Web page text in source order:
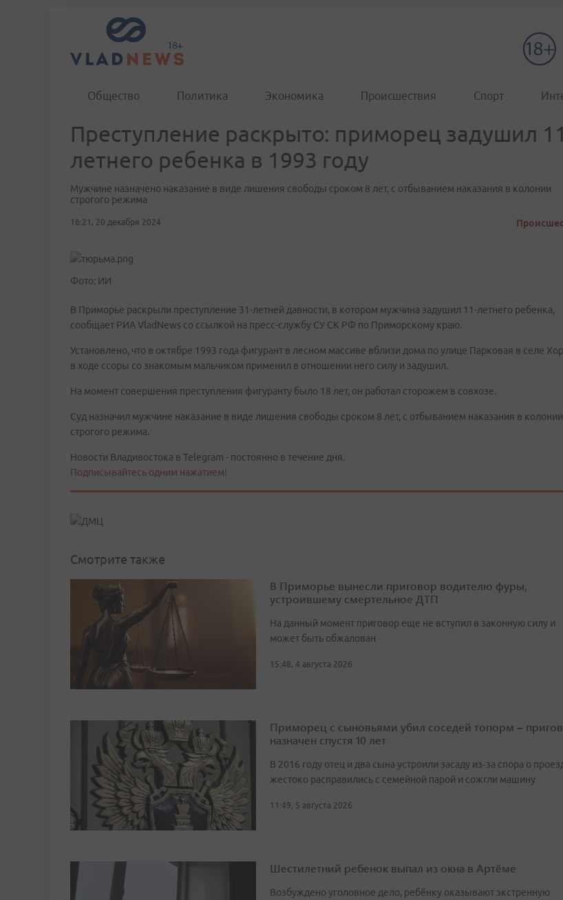
Общество Политика Экономика Происшествия Спорт
Преступление раскрыто: приморец задушил
летнего ребенка в 1993 году
Мужчине назначено наказание в виде лишения свободы сроком 8 лет, с отбыванием наказания в колонии
строгого режима
16:21, 20 декабря 2024
Фото: ИИ
В Приморье раскрыли преступление 31-летней давности, в котором мужчина задушил 11-летнего ребенка,
сообщает РИА VladNews со ссылкой на пресс-службу СУ СК РФ по Приморскому краю.
Установлено, что в октябре 1993 года фигурант в лесном массиве вблизи дома по улице Парковая в селе
в ходе ссоры со знакомым мальчиком применил в отношении него силу и задушил.
На момент совершения преступления фигуранту было 18 лет, он работал сторожем в совхозе.
Суд назначил мужчине наказание в виде лишения свободы сроком 8 лет, с отбыванием наказания в колонии
строгого режима.
Новости Владивостока в Telegram - постоянно в течение дня.
Подписывайтесь одним нажатием!
Смотрите также
В Приморье вынесли приговор водителю фуры,
устроившему смертельное ДТП
На данный момент приговор еще не вступил в законную силу и
может быть обжалован
15:48, 4 августа 2026
Приморец с сыновьями убил соседей топорм –
назначен спустя 10 лет
В 2016 году отец и два сына устроили засаду из‑за спора о
жестоко расправились с семейной парой и сожгли машину
11:49, 5 августа 2026
Шестилетний ребенок выпал из окна в Артёме
Возбуждено уголовное дело, ребёнку оказывают экстренную